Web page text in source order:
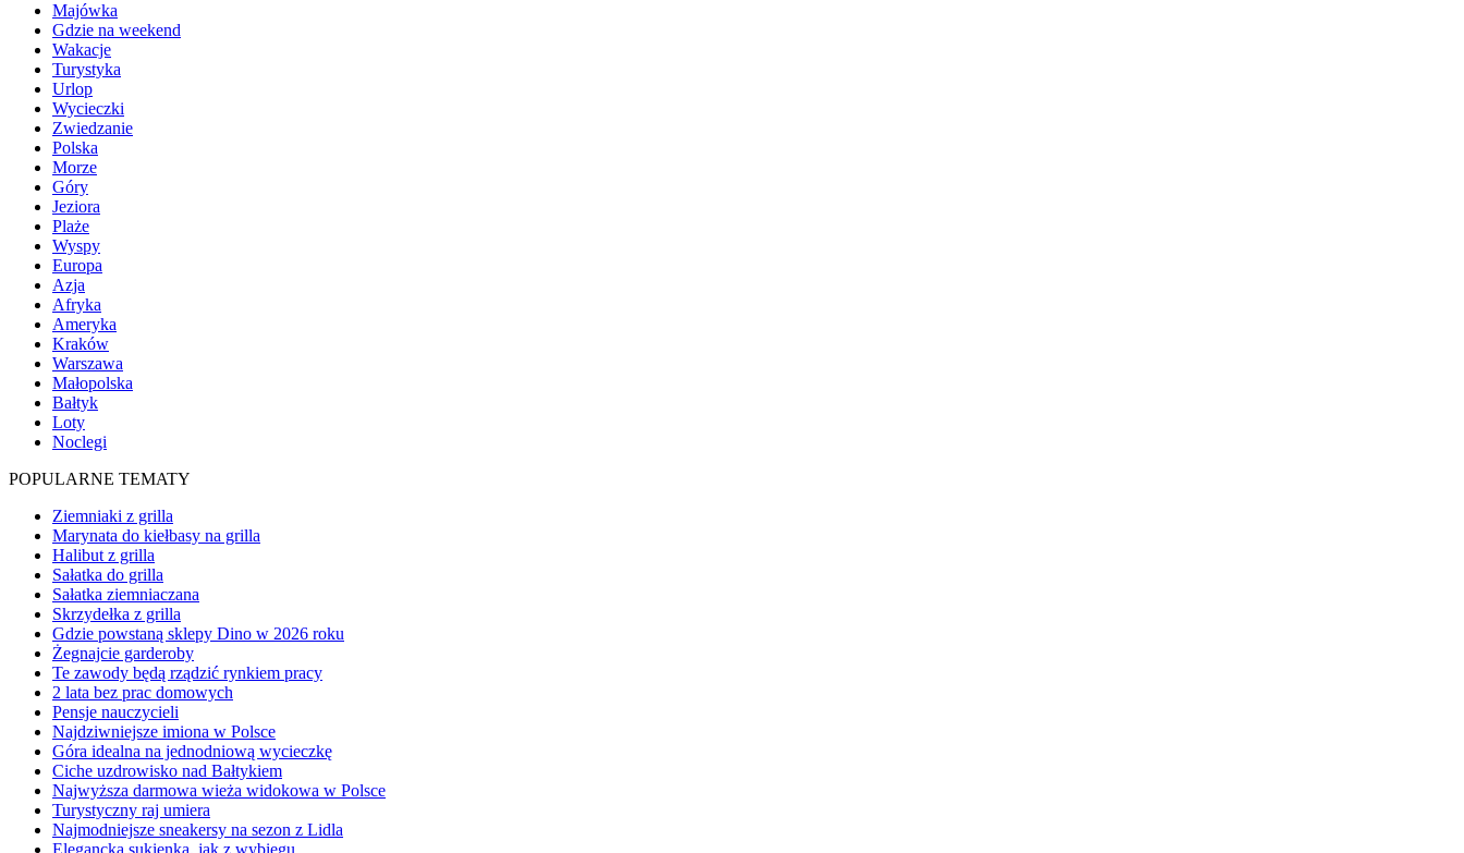
Majówka
Gdzie na weekend
Wakacje
Turystyka
Urlop
Wycieczki
Zwiedzanie
Polska
Morze
Góry
Jeziora
Plaże
Wyspy
Europa
Azja
Afryka
Ameryka
Kraków
Warszawa
Małopolska
Bałtyk
Loty
Noclegi
POPULARNE TEMATY
Ziemniaki z grilla
Marynata do kiełbasy na grilla
Halibut z grilla
Sałatka do grilla
Sałatka ziemniaczana
Skrzydełka z grilla
Gdzie powstaną sklepy Dino w 2026 roku
Żegnajcie garderoby
Te zawody będą rządzić rynkiem pracy
2 lata bez prac domowych
Pensje nauczycieli
Najdziwniejsze imiona w Polsce
Góra idealna na jednodniową wycieczkę
Ciche uzdrowisko nad Bałtykiem
Najwyższa darmowa wieża widokowa w Polsce
Turystyczny raj umiera
Najmodniejsze sneakersy na sezon z Lidla
Elegancka sukienka, jak z wybiegu